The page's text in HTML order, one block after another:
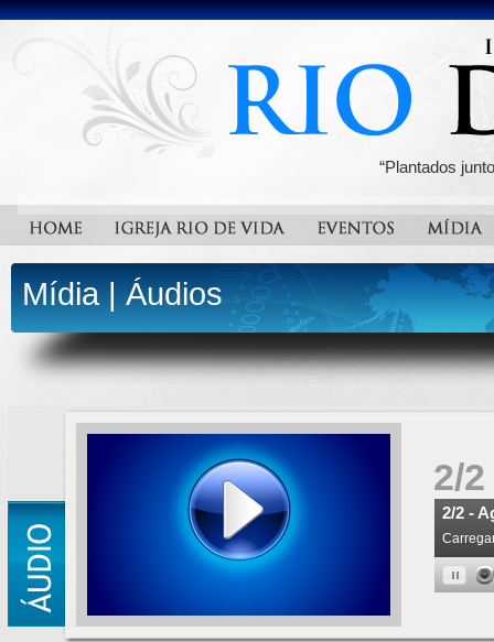
“Plantados
Mídia|Áudios
2/